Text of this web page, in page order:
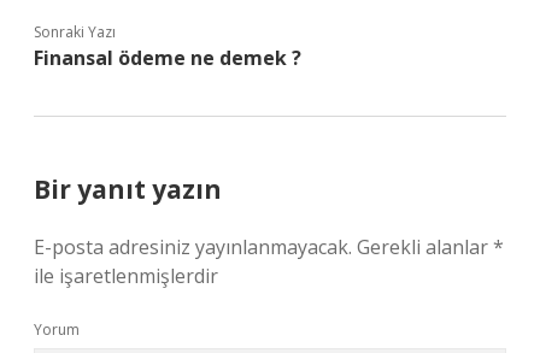
Sonraki Yazı
Finansal ödeme ne demek ?
Bir yanıt yazın
E-posta adresiniz yayınlanmayacak. Gerekli alanlar*
ile işaretlenmişlerdir
Yorum